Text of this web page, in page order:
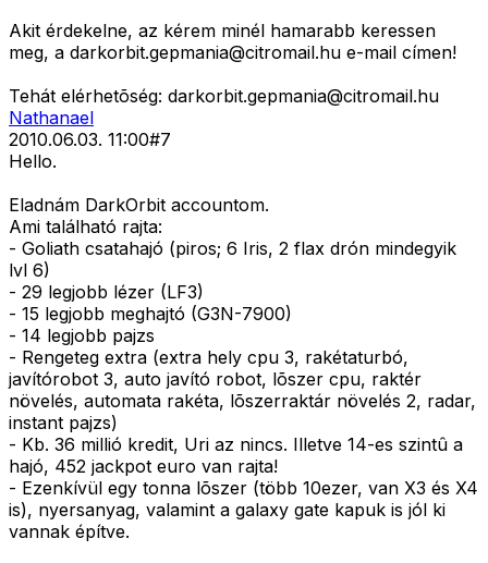
Akit érdekelne, az kérem minél hamarabb keressen
meg, a darkorbit.gepmania@citromail.hu e-mail címen!
Tehát elérhetõség: darkorbit.gepmania@citromail.hu
Nathanael
2010.06.03. 11:00#7
Hello.
Eladnám DarkOrbit accountom.
Ami található rajta:
- Goliath csatahajó (piros; 6 Iris, 2 flax drón mindegyik
lvl 6)
- 29 legjobb lézer (LF3)
- 15 legjobb meghajtó (G3N-7900)
- 14 legjobb pajzs
- Rengeteg extra (extra hely cpu 3, rakétaturbó,
javítórobot 3, auto javító robot, lõszer cpu, raktér
növelés, automata rakéta, lõszerraktár növelés 2, radar,
instant pajzs)
- Kb. 36 millió kredit, Uri az nincs. Illetve 14-es szintû a
hajó, 452 jackpot euro van rajta!
- Ezenkívül egy tonna lõszer (több 10ezer, van X3 és X4
is), nyersanyag, valamint a galaxy gate kapuk is jól ki
vannak építve.